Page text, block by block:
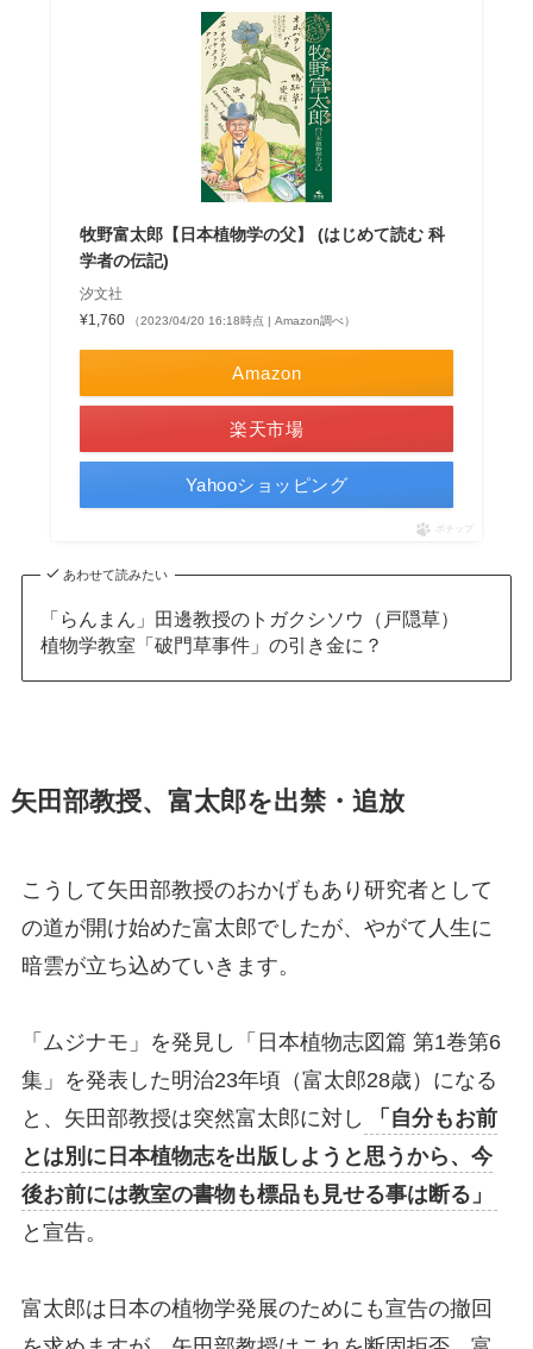
牧野富太郎【日本植物学の父】 (はじめて読む 科
学者の伝記)
汐文社
¥1,760
（2023/04/20 16:18時点 | Amazon調べ）
Amazon
楽天市場
Yahooショッピング
ポチップ
あわせて読みたい
「らんまん」田邊教授のトガクシソウ（戸隠草）
植物学教室「破門草事件」の引き金に？
矢田部教授、富太郎を出禁・追放
こうして矢田部教授のおかげもあり研究者として
の道が開け始めた富太郎でしたが、やがて人生に
暗雲が立ち込めていきます。
「ムジナモ」を発見し「日本植物志図篇 第1巻第6
集」を発表した明治23年頃（富太郎28歳）になる
と、矢田部教授は突然富太郎に対し
「自分もお前
とは別に日本植物志を出版しようと思うから、今
後お前には教室の書物も標品も見せる事は断る」
と宣告。
富太郎は日本の植物学発展のためにも宣告の撤回